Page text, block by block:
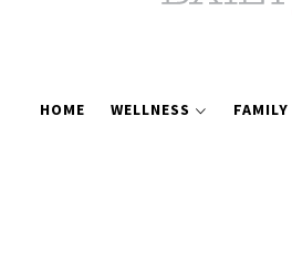
HOME WELLNESS FAMILY